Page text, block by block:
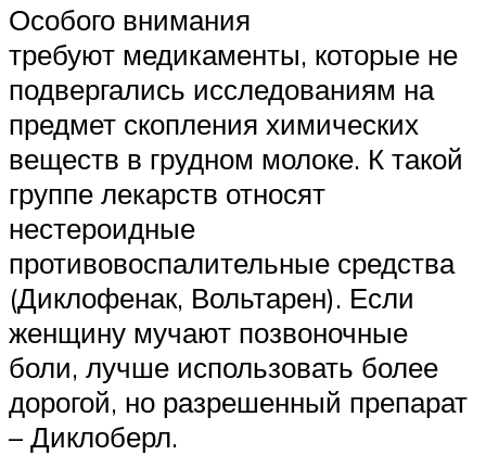
Особого внимания
требуют медикаменты, которые не
подвергались исследованиям на
предмет скопления химических
веществ в грудном молоке. К такой
группе лекарств относят
нестероидные
противовоспалительные средства
(Диклофенак, Вольтарен). Если
женщину мучают позвоночные
боли, лучше использовать более
дорогой, но разрешенный препарат
– Диклоберл.